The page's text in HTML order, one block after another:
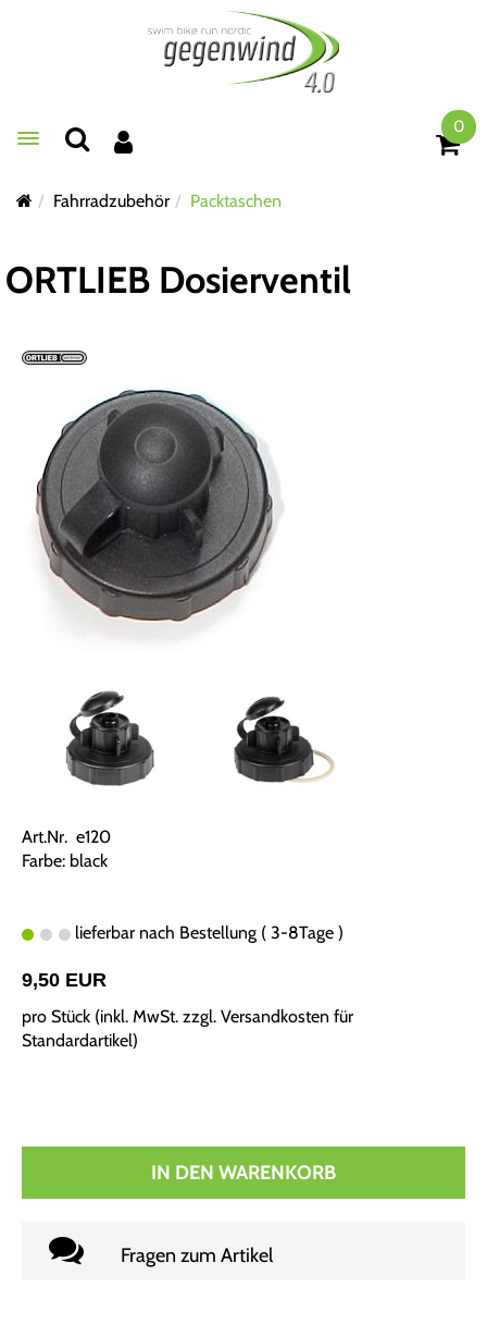
Toggle navigation
0
Fahrradzubehör Packtaschen
ORTLIEB Dosierventil
Art.Nr. e120
Farbe: black
lieferbar nach Bestellung ( 3-8Tage )
9,50 EUR
pro Stück (inkl. MwSt. zzgl. Versandkosten für
Standardartikel)
IN DEN WARENKORB
Fragen zum Artikel